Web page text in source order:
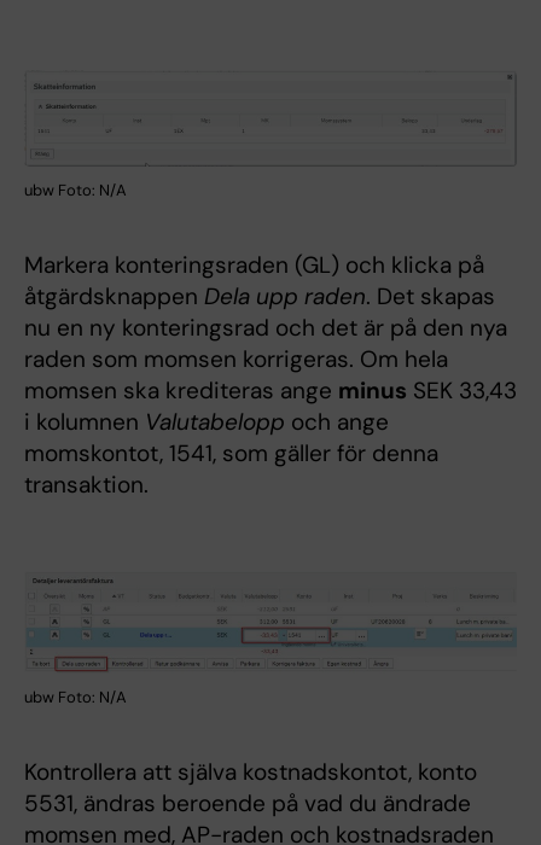
ubw Foto: N/A
Markera konteringsraden (GL) och klicka på
åtgärdsknappen Dela upp raden. Det skapas
nu en ny konteringsrad och det är på den nya
raden som momsen korrigeras. Om hela
momsen ska krediteras ange minus SEK 33,43
i kolumnen Valutabelopp och ange
momskontot, 1541, som gäller för denna
transaktion.
ubw Foto: N/A
Kontrollera att själva kostnadskontot, konto
5531, ändras beroende på vad du ändrade
momsen med, AP-raden och kostnadsraden